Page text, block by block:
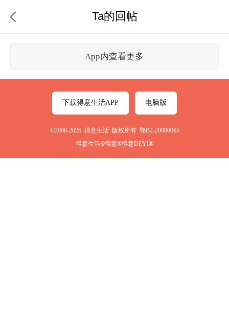
Ta的回帖
App内查看更多
下载得意生活APP 电脑版
©2008-2026 得意生活 版权所有 鄂B2-20080065
得意生活®得意®得意DEYI®